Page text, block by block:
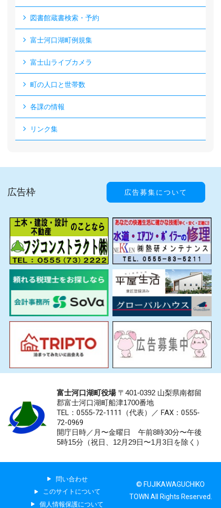
図書館蔵書検索・予約
富士河口湖町例規集
富士山ライブカメラ
町の人口と世帯数
各課の情報
リンク集
広告枠 広告募集について
富士河口湖町役場〒401-0392 山梨県南都留
郡富士河口湖町船津1700番地
TEL：0555-72-1111 （代表）／ FAX：0555-
72-0969
開庁日時／月〜金曜日 午前8時30分〜午後
5時15分（祝日、12月29日〜1月3日を除く）
問い合わせ
このサイトについて
個人情報保護について
© FUJIKAWAGUCHIKO
TOWN All Rights Reserved.